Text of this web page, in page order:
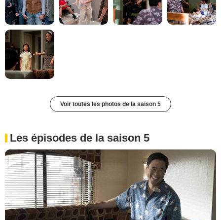
Voir toutes les photos de la saison 5
Les épisodes de la saison 5